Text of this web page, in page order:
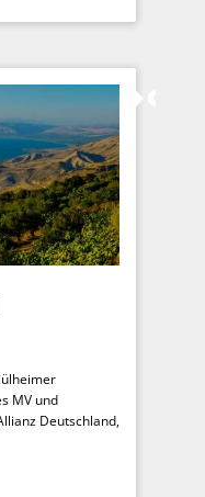
MV und
Deutschland,